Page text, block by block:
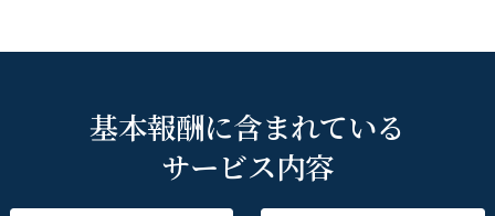
基本報酬に含まれている
サービス内容